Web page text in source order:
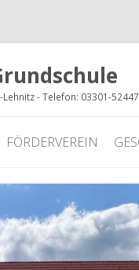
- Telefon: 03301-
FÖRDERVEREIN